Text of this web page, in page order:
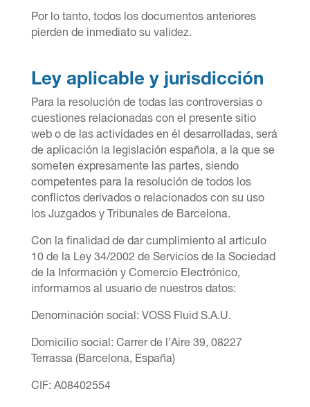
Por lo tanto, todos los documentos anteriores
pierden de inmediato su validez.
Ley aplicable y jurisdicción
Para la resolución de todas las controversias o
cuestiones relacionadas con el presente sitio
web o de las actividades en él desarrolladas, será
de aplicación la legislación española, a la que se
someten expresamente las partes, siendo
competentes para la resolución de todos los
conflictos derivados o relacionados con su uso
los Juzgados y Tribunales de Barcelona.
Con la finalidad de dar cumplimiento al articulo
10 de la Ley 34/2002 de Servicios de la Sociedad
de la Información y Comercio Electrónico,
informamos al usuario de nuestros datos:
Denominación social : VOSS Fluid S.A.U.
Domicilio social: Carrer de l’Aire 39, 08227
Terrassa (Barcelona, España)
CIF: A08402554